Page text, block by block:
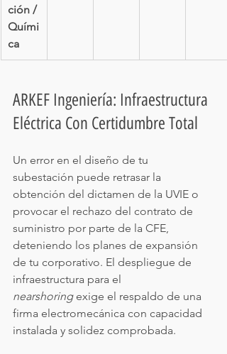
ción /
Quími
ca
ARKEF Ingeniería: Infraestructura
Eléctrica Con Certidumbre Total
Un error en el diseño de tu
subestación puede retrasar la
obtención del dictamen de la UVIE o
provocar el rechazo del contrato de
suministro por parte de la CFE,
deteniendo los planes de expansión
de tu corporativo. El despliegue de
infraestructura para el
nearshoring exige el respaldo de una
firma electromecánica con capacidad
instalada y solidez comprobada.